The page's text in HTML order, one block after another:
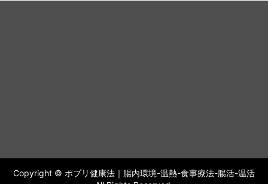
Copyright © ポプリ健康法｜腸内環境-温熱-食事療法-腸活-温活